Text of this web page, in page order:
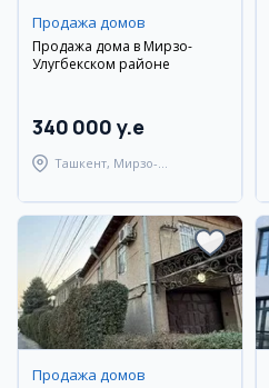
Продажа домов
Продажа дома в Мирзо-
Улугбекском районе
340 000 y.e
Ташкент, Мирзо-
Продажа домов